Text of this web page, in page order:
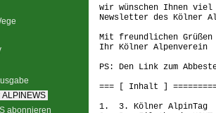
abonnieren
wir wünschen Ihnen viel
Newsletter des Kölner
Mit freundlichen Grüßen
Ihr Kölner Alpenverein
PS: Den Link zum
=== [ Inhalt ]
1. 3. Kölner AlpinTag